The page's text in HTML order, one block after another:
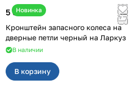
Новинка
5 050 ₽
Кронштейн запасного колеса на
дверные петли черный на Ларкуз
В наличии
В корзину